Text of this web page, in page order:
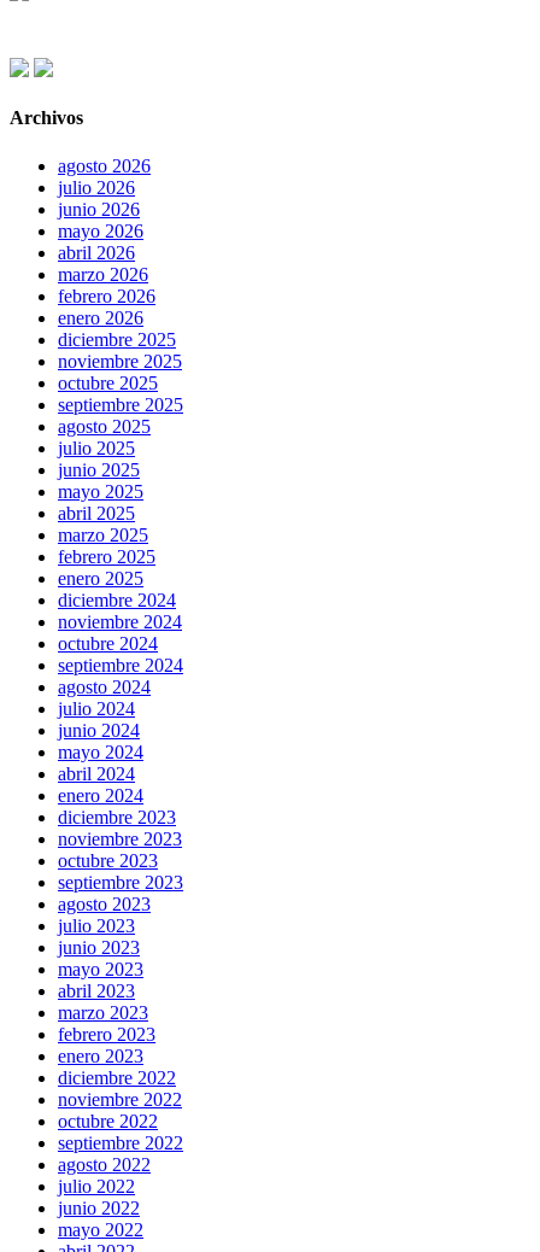
Archivos
agosto 2026
julio 2026
junio 2026
mayo 2026
abril 2026
marzo 2026
febrero 2026
enero 2026
diciembre 2025
noviembre 2025
octubre 2025
septiembre 2025
agosto 2025
julio 2025
junio 2025
mayo 2025
abril 2025
marzo 2025
febrero 2025
enero 2025
diciembre 2024
noviembre 2024
octubre 2024
septiembre 2024
agosto 2024
julio 2024
junio 2024
mayo 2024
abril 2024
enero 2024
diciembre 2023
noviembre 2023
octubre 2023
septiembre 2023
agosto 2023
julio 2023
junio 2023
mayo 2023
abril 2023
marzo 2023
febrero 2023
enero 2023
diciembre 2022
noviembre 2022
octubre 2022
septiembre 2022
agosto 2022
julio 2022
junio 2022
mayo 2022